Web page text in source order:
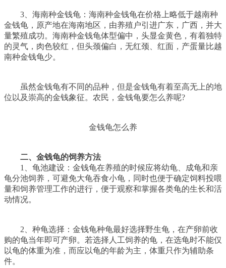
3、海南种金钱龟：海南种金钱龟在价格上略低于越南种
金钱龟，原产地在海南地区，由养殖户引进广东，广西，并大
量繁殖成功。海南种金钱龟体型偏中，头显金黄色，有着独特
的灵气，肉色较红，但头颈偏白，无红颈、红面，产蛋量比越
南种金钱龟少。
虽然金钱龟有不同的品种，但是金钱龟有着至高无上的地
位以及崇高的金钱象征。农民，金钱龟要怎么养呢?
金钱龟怎么养
二、金钱龟的饲养方法
1、龟池建设：金钱龟在养殖的时候应将幼龟、成龟和亲
龟分池饲养，可避免大龟吞食小龟，同时也便于确定饲料投喂
量和饲养管理工作的进行，便于观察和掌握各类龟的生长和活
动情况。
2、种龟选择：金钱龟种龟最好选择野生龟，在产卵前收
购的龟当年即可产卵。若选择人工饲养的龟，在选龟时不能仅
以龟的体重为准，而应以龟的年龄为主，体重只作为辅助条
件。